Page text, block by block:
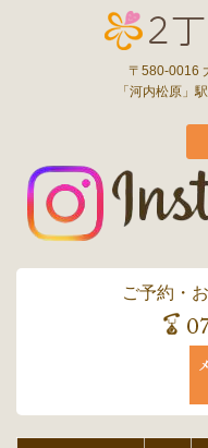
〒580-0016
「河内松原」
ご予約・